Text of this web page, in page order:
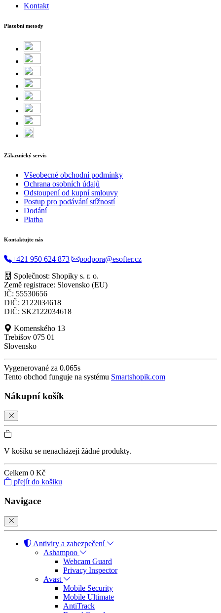
Kontakt
Platobní metody
Zákaznický servis
Všeobecné obchodní podmínky
Ochrana osobních údajů
Odstoupení od kupní smlouvy
Postup pro podávání stížností
Dodání
Platba
Kontaktujte nás
+421 950 624 873
podpora@esofter.cz
Společnost: Shopiky s. r. o.
Země registrace: Slovensko (EU)
IČ: 55530656
DIČ: 2122034618
DIČ: SK2122034618
Komenského 13
Trebišov 075 01
Slovensko
Vygenerované za 0.065s
Tento obchod funguje na systému Smartshopik.com
Nákupní košík
V košíku se nenacházejí žádné produkty.
Celkem 0 Kč
přejít do košiku
Navigace
Antiviry a zabezpečení
Ashampoo
Webcam Guard
Privacy Inspector
Avast
Mobile Security
Mobile Ultimate
AntiTrack